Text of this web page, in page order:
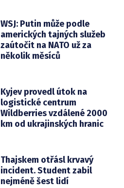
WSJ: Putin může podle
amerických tajných služeb
zaútočit na NATO už za
několik měsíců
Kyjev provedl útok na
logistické centrum
Wildberries vzdálené 2000
km od ukrajinských hranic
Thajskem otřásl krvavý
incident. Student zabil
nejméně šest lidí